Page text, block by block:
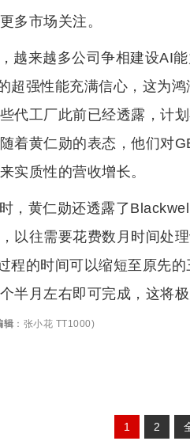
多市场关注。
越来越多公司争相建设AI
超强性能充满信心，这为
代工厂此前已经透露，计
着黄仁勋的表态，他们对
实质性的营收增长。
，黄仁勋还透露了
以往需要花费数月时间处
程的时间可以缩短至原先
半月左右即可完成，这将
辑 ： 张小花 TT1000)
1 2